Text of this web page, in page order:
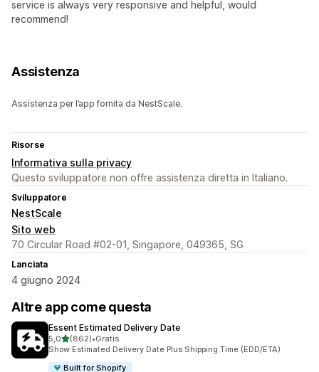
service is always very responsive and helpful, would
recommend!
Assistenza
Assistenza per l’app fornita da NestScale.
Risorse
Informativa sulla privacy
Questo sviluppatore non offre assistenza diretta in Italiano.
Sviluppatore
NestScale
Sito web
70 Circular Road #02-01, Singapore, 049365, SG
Lanciata
4 giugno 2024
Altre app come questa
Essent Estimated Delivery Date
5,0stelle su 5
(862)
862 recensioni totali
•Gratis
Show Estimated Delivery Date Plus Shipping Time (EDD/ETA)
Built for Shopify